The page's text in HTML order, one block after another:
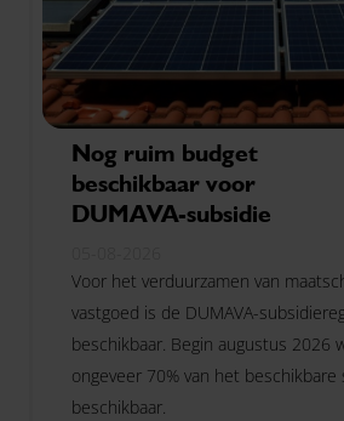
Nog ruim budget
beschikbaar voor
DUMAVA-subsidie
Voor het verduurzamen van
vastgoed is de DUMAVA-
beschikbaar. Begin augustus 2026
ongeveer 70% van het
beschikbaar.